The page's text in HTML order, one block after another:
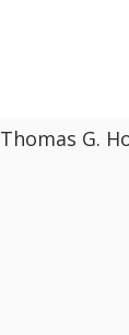
Thomas G.